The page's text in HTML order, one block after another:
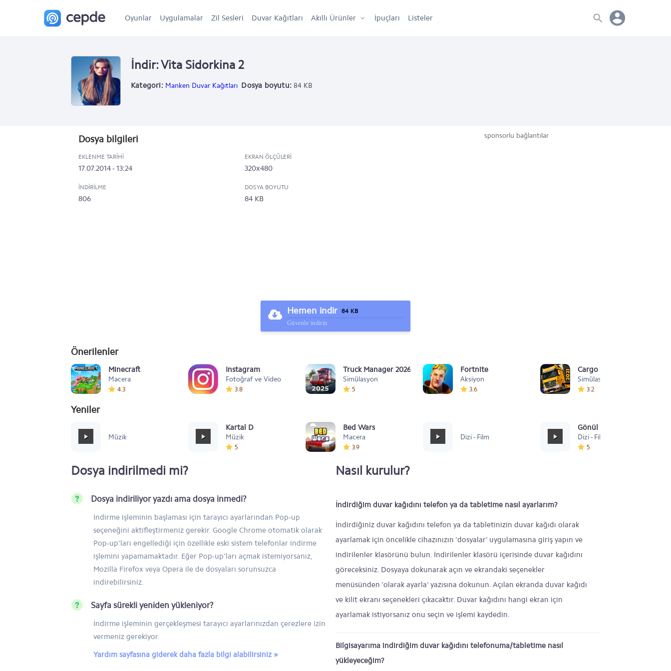
Oyunlar Uygulamalar Zil Sesleri Duvar Kağıtları Akıllı Ürünler İpuçları Listeler
İndir: Vita Sidorkina 2
Kategori: Manken Duvar Kağıtları Dosya boyutu:84 KB
sponsorlu bağlantılar
Dosya bilgileri
EKLENME TARIHI
17.07.2014 - 13:24
EKRAN ÖLÇÜLERI
320x480
İNDIRILME
806
DOSYA BOYUTU
84 KB
Hemen indir 84 KB
Güvenle indirin
Önerilenler
Minecraft
Macera
4.3
Instagram
Fotoğraf ve Video
3.8
Truck Manager 2026
Simülasyon
5
Fortnite
Aksiyon
3.6
Cargo Simulator 2021:
Simülasyon
3.2
Yeniler
Müzik
Kartal Dansı Müziği
Müzik
5
Bed Wars
Macera
3.9
Dizi - Film
Gönül Dağı Duygusal
Dizi - Film
5
Dosya indirilmedi mi?
Dosya indiriliyor yazdı ama dosya inmedi?
İndirme işleminin başlaması için tarayıcı ayarlarından Pop-up
seçeneğini aktifleştirmeniz gerekir. Google Chrome otomatik olarak
Pop-up'ları engellediği için özellikle eski sistem telefonlar indirme
işlemini yapamamaktadır. Eğer Pop-up'ları açmak istemiyorsanız,
Mozilla Firefox veya Opera ile de dosyaları sorunsuzca
indirebilirsiniz.
Sayfa sürekli yeniden yükleniyor?
İndirme işleminin gerçekleşmesi tarayıcı ayarlarınızdan çerezlere izin
vermeniz gerekiyor.
Yardım sayfasına giderek daha fazla bilgi alabilirsiniz »
Nasıl kurulur?
İndirdiğim duvar kağıdını telefon ya da tabletime nasıl ayarlarım?
İndirdiğiniz duvar kağıdını telefon ya da tabletinizin duvar kağıdı olarak
ayarlamak için öncelikle cihazınızın 'dosyalar' uygulamasına giriş yapın ve
indirilenler klasörünü bulun. İndirilenler klasörü içerisinde duvar kağıdını
göreceksiniz. Dosyaya dokunarak açın ve ekrandaki seçenekler
menüsünden 'olarak ayarla' yazısına dokunun. Açılan ekranda duvar kağıdı
ve kilit ekranı seçenekleri çıkacaktır. Duvar kağıdını hangi ekran için
ayarlamak istiyorsanız onu seçin ve işlemi kaydedin.
Bilgisayarıma indirdiğim duvar kağıdını telefonuma/tabletime nasıl
yükleyeceğim?